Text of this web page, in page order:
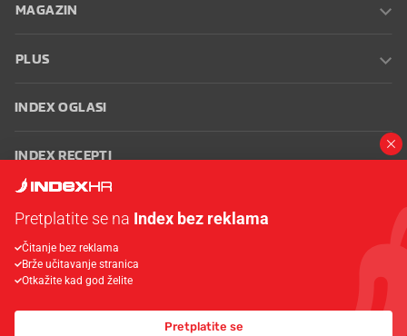
MAGAZIN
PLUS
INDEX OGLASI
INDEX RECEPTI
Oglašavanje Zaposli se na Indexu
korištenja
Postavke kolačića
Pretplatite se na Index bez reklama
Čitanje bez reklama
Brže učitavanje stranica
Otkažite kad god želite
Pretplatite se